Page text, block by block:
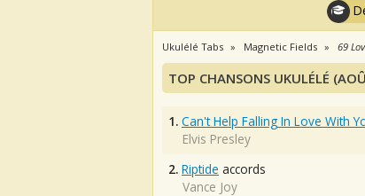
Ukulélé Tabs Magnetic Fields 69
TOP CHANSONS UKULÉLÉ
1. Can't Help Falling In Love With
Elvis Presley
2. Riptide accords
Vance Joy